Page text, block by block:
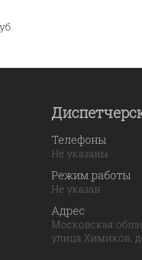
Телефоны
Не указаны
Режим работы
Не указан
Адрес
Московская
улица Химиков,